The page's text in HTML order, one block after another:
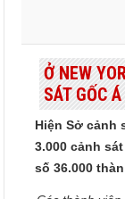
Ở NEW
SÁT GỐC Á
Hiện Sở cảnh
3.000 cảnh
số 36.000